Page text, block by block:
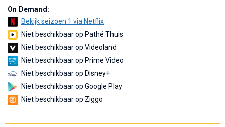
On Demand:
Bekijk seizoen 1 via Netflix
Niet beschikbaar op Pathé Thuis
Niet beschikbaar op Videoland
Niet beschikbaar op Prime Video
Niet beschikbaar op Disney+
Niet beschikbaar op Google Play
Niet beschikbaar op Ziggo